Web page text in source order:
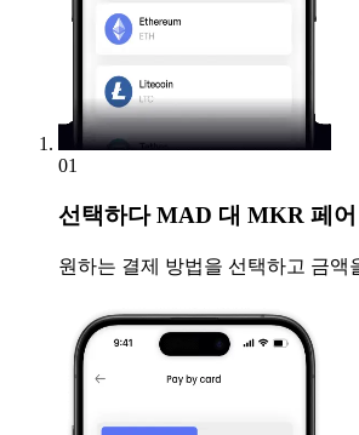
01
선택하다MAD 대 MKR 페어
원하는 결제 방법을 선택하고 금액